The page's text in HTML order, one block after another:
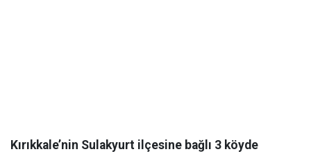
Kırıkkale’nin Sulakyurt ilçesine bağlı 3 köyde